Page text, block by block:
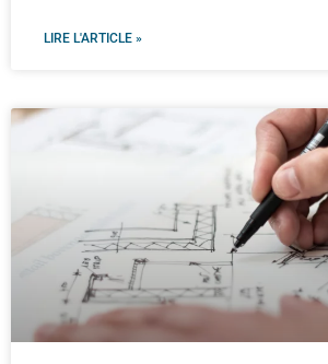
LIRE L'ARTICLE »